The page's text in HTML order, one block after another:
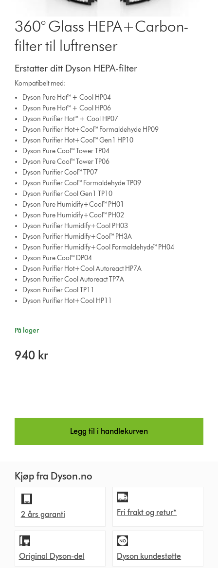
360° Glass HEPA+Carbon-
filter til luftrenser
Erstatter ditt Dyson HEPA-filter
Kompatibelt med:
Dyson Pure Hot™ + Cool HP04
Dyson Pure Hot™ + Cool HP06
Dyson Purifier Hot™ + Cool HP07
Dyson Purifier Hot+Cool™ Formaldehyde HP09
Dyson Purifier Hot+Cool™ Gen1 HP10
Dyson Pure Cool™ Tower TP04
Dyson Pure Cool™ Tower TP06
Dyson Purifier Cool™ TP07
Dyson Purifier Cool™ Formaldehyde TP09
Dyson Purifier Cool Gen1 TP10
Dyson Pure Humidify+Cool™ PH01
Dyson Pure Humidify+Cool™ PH02
Dyson Purifier Humidify+Cool PH03
Dyson Purifier Humidify+Cool™ PH3A
Dyson Purifier Humidify+Cool Formaldehyde™ PH04
Dyson Pure Cool™ DP04
Dyson Purifier Hot+Cool Autoreact HP7A
Dyson Purifier Cool Autoreact TP7A
Dyson Purifier Cool TP11
Dyson Purifier Hot+Cool HP11
På lager
940 kr
Legg til i handlekurven
Kjøp fra Dyson.no
2 års garanti Fri frakt og retur*
Original Dyson-del Dyson kundestøtte